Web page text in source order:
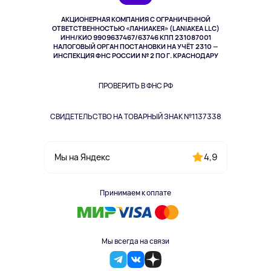
АКЦИОНЕРНАЯ КОМПАНИЯ С ОГРАНИЧЕННОЙ
ОТВЕТСТВЕННОСТЬЮ «ЛАНИАКЕЯ» (LANIAKEA LLC)
ИНН/КИО 9909637467/63746 КПП 231087001
НАЛОГОВЫЙ ОРГАН ПОСТАНОВКИ НА УЧЁТ 2310 —
ИНСПЕКЦИЯ ФНС РОССИИ № 2 ПО Г. КРАСНОДАРУ
ПРОВЕРИТЬ В ФНС РФ
СВИДЕТЕЛЬСТВО НА ТОВАРНЫЙ ЗНАК №1137338
Мы на Яндекс 4,9
Принимаем к оплате
Мы всегда на связи
Здоровье питомцев
Одежда и аксессуары